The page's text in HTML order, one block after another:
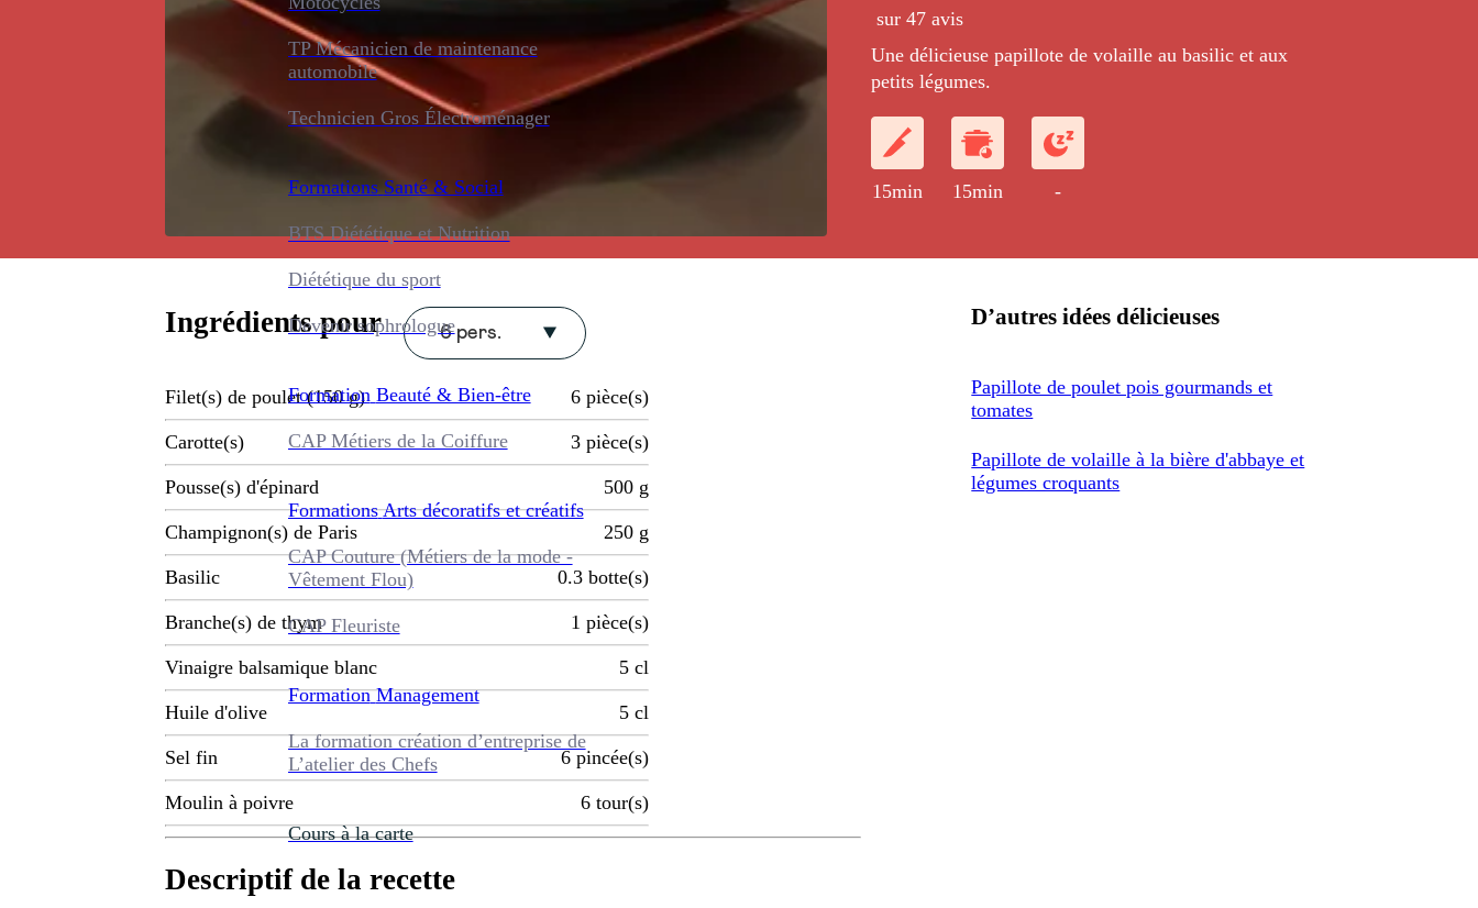
TP Mécanicien de maintenance
automobile
Technicien Gros Électroménager
Formations Santé & Social
BTS Diététique et Nutrition
Diététique du sport
Devenir sophrologue
Formation Beauté & Bien-être
CAP Métiers de la Coiffure
Formations Arts décoratifs et créatifs
CAP Couture (Métiers de la mode -
Vêtement Flou)
CAP Fleuriste
Formation Management
La formation création d’entreprise de
L’atelier des Chefs
Cours à la carte
sur 47 avis
Une délicieuse papillote de volaille au basilic et aux
petits légumes.
15min 15min -
Ingrédients pour 6 pers.
Filet(s) de poulet (150 g) 6 pièce(s)
Carotte(s) 3 pièce(s)
Pousse(s) d'épinard 500 g
Champignon(s) de Paris 250 g
Basilic 0.3 botte(s)
Branche(s) de thym 1 pièce(s)
Vinaigre balsamique blanc 5 cl
Huile d'olive 5 cl
Sel fin 6 pincée(s)
Moulin à poivre 6 tour(s)
Descriptif de la recette
D’autres idées délicieuses
Papillote de poulet pois gourmands et
tomates
Papillote de volaille à la bière d'abbaye et
légumes croquants